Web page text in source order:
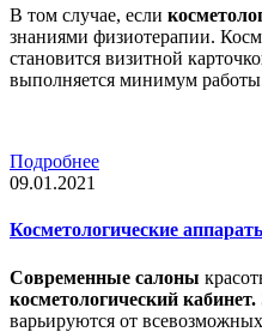
В том случае, если
знаниями физиотерапии.
становится визитной
выполняется минимум
Подробнее
09.01.2021
Косметологические
Современные салоны
косметологический кабинет.
варьируются от